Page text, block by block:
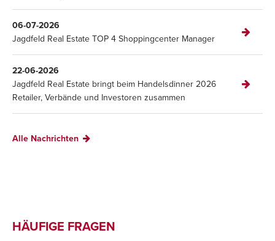
06-07-2026
Jagdfeld Real Estate TOP 4 Shoppingcenter Manager
22-06-2026
Jagdfeld Real Estate bringt beim Handelsdinner 2026
Retailer, Verbände und Investoren zusammen
Alle Nachrichten
HÄUFIGE FRAGEN